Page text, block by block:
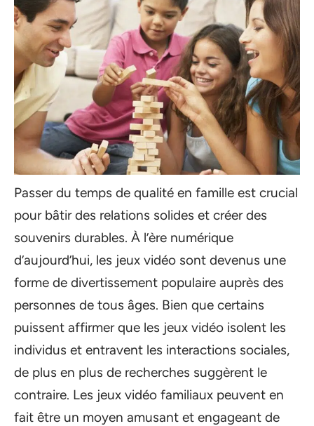
Passer du temps de qualité en famille est crucial
pour bâtir des relations solides et créer des
souvenirs durables. À l’ère numérique
d’aujourd’hui, les jeux vidéo sont devenus une
forme de divertissement populaire auprès des
personnes de tous âges. Bien que certains
puissent affirmer que les jeux vidéo isolent les
individus et entravent les interactions sociales,
de plus en plus de recherches suggèrent le
contraire. Les jeux vidéo familiaux peuvent en
fait être un moyen amusant et engageant de